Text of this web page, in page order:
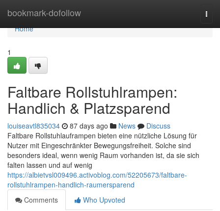
bookmark-dofollow
Home
Home
1
Faltbare Rollstuhlrampen:
Handlich & Platzsparend
louiseavtl835034 87 days ago News
Discuss
Faltbare Rollstuhlauframpen bieten eine nützliche Lösung für
Nutzer mit Eingeschränkter Bewegungsfreiheit. Solche sind
besonders ideal, wenn wenig Raum vorhanden ist, da sie sich
falten lassen und auf wenig
https://albietvsl009496.activoblog.com/52205673/faltbare-
rollstuhlrampen-handlich-raumersparend
Comments
Who Upvoted